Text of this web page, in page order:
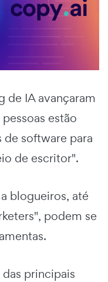
de IA avançaram
estão
software para
de escritor".
blogueiros, até
podem se
principais